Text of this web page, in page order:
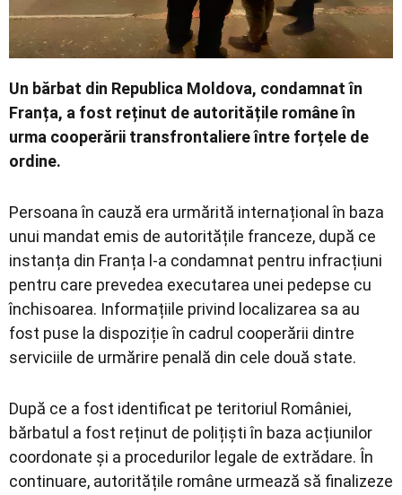
Un bărbat din Republica Moldova, condamnat în
Franța, a fost reținut de autoritățile române în
urma cooperării transfrontaliere între forțele de
ordine.
Persoana în cauză era urmărită internațional în baza
unui mandat emis de autoritățile franceze, după ce
instanța din Franța l‑a condamnat pentru infracțiuni
pentru care prevedea executarea unei pedepse cu
închisoarea. Informațiile privind localizarea sa au
fost puse la dispoziție în cadrul cooperării dintre
serviciile de urmărire penală din cele două state.
După ce a fost identificat pe teritoriul României,
bărbatul a fost reținut de polițiști în baza acțiunilor
coordonate și a procedurilor legale de extrădare. În
continuare, autoritățile române urmează să finalizeze